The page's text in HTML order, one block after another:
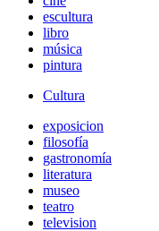
escultura
libro
música
pintura
Cultura
exposicion
filosofía
gastronomía
literatura
museo
teatro
television